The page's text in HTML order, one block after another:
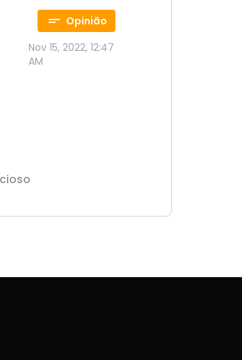
Opinião
Nov 15, 2022, 12:47
AM